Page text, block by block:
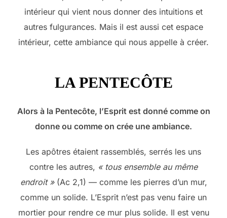
intérieur qui vient nous donner des intuitions et
autres fulgurances. Mais il est aussi cet espace
intérieur, cette ambiance qui nous appelle à créer.
LA PENTECÔTE
Alors à la Pentecôte, l’Esprit est donné comme on
donne ou comme on crée une ambiance.
Les apôtres étaient rassemblés, serrés les uns
contre les autres, « tous ensemble au même
endroit »(Ac 2,1) — comme les pierres d’un mur,
comme un solide. L’Esprit n’est pas venu faire un
mortier pour rendre ce mur plus solide. Il est venu